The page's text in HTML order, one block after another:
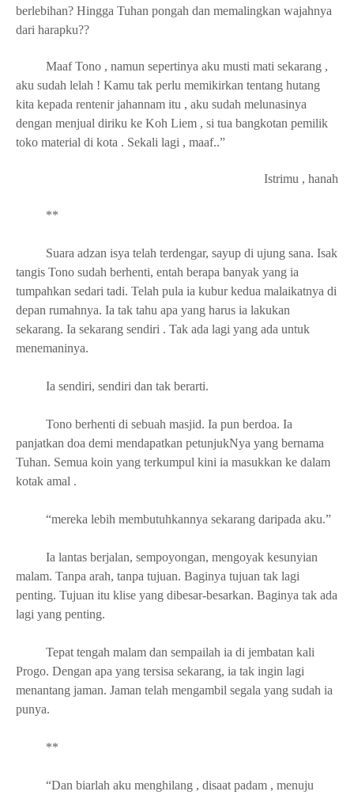
berlebihan? Hingga Tuhan pongah dan memalingkan wajahnya
dari harapku??
Maaf Tono , namun sepertinya aku musti mati sekarang ,
aku sudah lelah ! Kamu tak perlu memikirkan tentang hutang
kita kepada rentenir jahannam itu , aku sudah melunasinya
dengan menjual diriku ke Koh Liem , si tua bangkotan pemilik
toko material di kota . Sekali lagi , maaf..”
Istrimu , hanah
**
Suara adzan isya telah terdengar, sayup di ujung sana. Isak
tangis Tono sudah berhenti, entah berapa banyak yang ia
tumpahkan sedari tadi. Telah pula ia kubur kedua malaikatnya di
depan rumahnya. Ia tak tahu apa yang harus ia lakukan
sekarang. Ia sekarang sendiri . Tak ada lagi yang ada untuk
menemaninya.
Ia sendiri, sendiri dan tak berarti.
Tono berhenti di sebuah masjid. Ia pun berdoa. Ia
panjatkan doa demi mendapatkan petunjukNya yang bernama
Tuhan. Semua koin yang terkumpul kini ia masukkan ke dalam
kotak amal .
“mereka lebih membutuhkannya sekarang daripada aku.”
Ia lantas berjalan, sempoyongan, mengoyak kesunyian
malam. Tanpa arah, tanpa tujuan. Baginya tujuan tak lagi
penting. Tujuan itu klise yang dibesar-besarkan. Baginya tak ada
lagi yang penting.
Tepat tengah malam dan sempailah ia di jembatan kali
Progo. Dengan apa yang tersisa sekarang, ia tak ingin lagi
menantang jaman. Jaman telah mengambil segala yang sudah ia
punya.
**
“Dan biarlah aku menghilang , disaat padam , menuju